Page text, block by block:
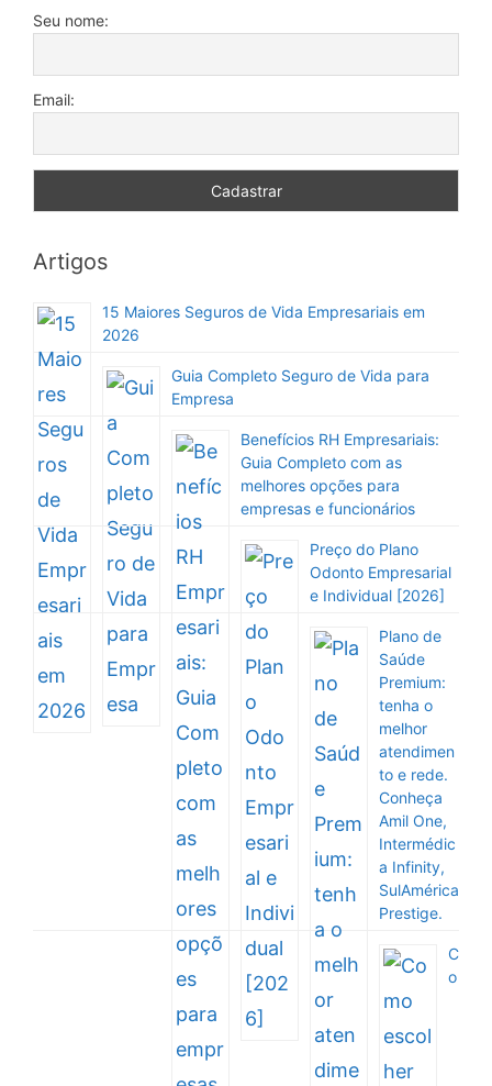
Seu nome:
Email:
Artigos
15 Maiores Seguros de Vida Empresariais em
2026
Guia Completo Seguro de Vida para
Empresa
Benefícios RH Empresariais:
Guia Completo com as
melhores opções para
empresas e funcionários
Preço do Plano
Odonto Empresarial
e Individual [2026]
Plano de
Saúde
Premium:
tenha o
melhor
atendimen
to e rede.
Conheça
Amil One,
Intermédic
a Infinity,
SulAmérica
Prestige.
C
o